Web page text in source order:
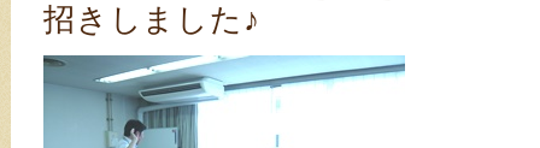
招きしました♪